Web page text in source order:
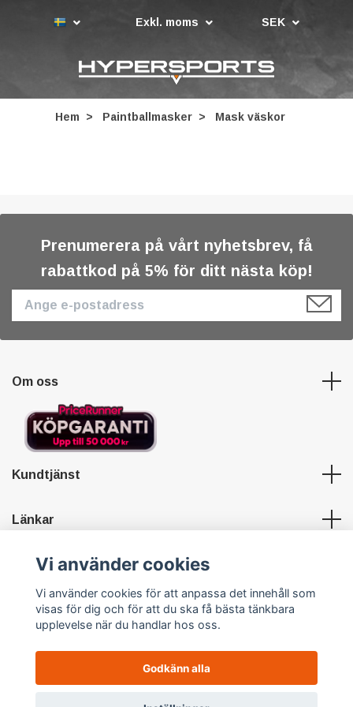
Exkl. moms SEK
Hem Paintballmasker Mask väskor
Prenumerera på vårt nyhetsbrev, få
rabattkod på 5% för ditt nästa köp!
Om oss
Kundtjänst
Länkar
Sociala medier
© 2026 HypersportsPowered by Quickbutik
Vi använder cookies
Vi använder cookies för att anpassa det innehåll som
visas för dig och för att du ska få bästa tänkbara
upplevelse när du handlar hos oss.
Godkänn alla